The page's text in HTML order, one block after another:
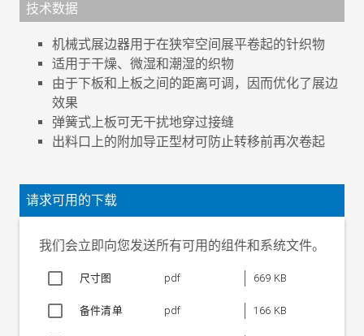
技术数据
机械式展边器用于在狭窄空间展平卷起的针织物
适用于干燥、微湿和潮湿的织物
由于下板和上板之间的距离可调，因而优化了展边
效果
弹簧式上板可无干扰地穿过接缝
出料口上的附加导正型材可防止转移前再次卷起
织物状态
干燥、微湿或潮湿
织物速度
最高 150 m/min
织物重量
最大 300 g/m²
重量
约 10 kg/对
请求可用的下载
我们会立即向您发送所有可用的组件和系统文件。
尺寸图 pdf 669 KB
备件清单 pdf 166 KB